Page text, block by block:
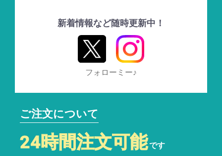
新着情報など随時更新中！
フォローミー♪
ご注文について
24時間注文可能です